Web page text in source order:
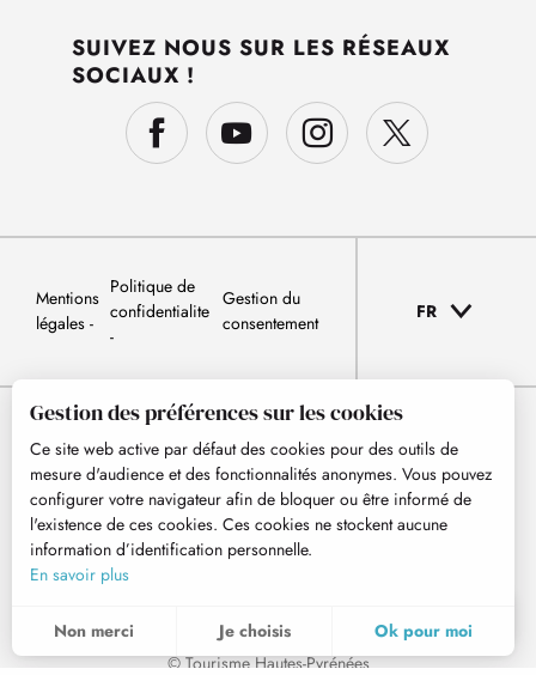
Voir les favoris
Recherche
SUIVEZ NOUS SUR LES RÉSEAUX
SOCIAUX !
Mentions
légales
Politique de
confidentialite
Gestion du
consentement
FR
© Tourisme Hautes-Pyrénées
Gestion des préférences sur les cookies
Ce site web active par défaut des cookies pour des outils de
mesure d'audience et des fonctionnalités anonymes. Vous pouvez
configurer votre navigateur afin de bloquer ou être informé de
l'existence de ces cookies. Ces cookies ne stockent aucune
information d’identification personnelle.
En savoir plus
Non merci Je choisis Ok pour moi